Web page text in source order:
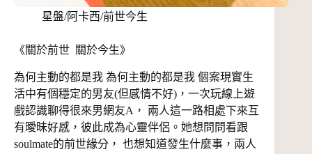
星盤/阿卡西/前世今生
《關於前世 關於今生》
為何主動的都是我 為何主動的都是我 個案現實生
活中有個穩定的男友(但感情不好)，一次玩線上遊
戲認識聊得很來男網友A， 兩人這一路相處下來互
有曖昧好感，彼此成為心靈伴侶。她想問問看跟
soulmate的前世緣分， 也想知道發生什麼事，兩人